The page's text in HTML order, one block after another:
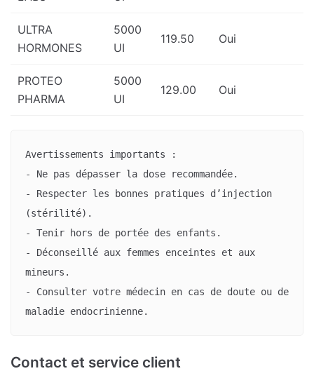
ULTRA
HORMONES
5000
UI
119.50 Oui
PROTEO
PHARMA
5000
UI
129.00 Oui
Avertissements importants :
- Ne pas dépasser la dose recommandée.
- Respecter les bonnes pratiques d’injection
(stérilité).
- Tenir hors de portée des enfants.
- Déconseillé aux femmes enceintes et aux
mineurs.
- Consulter votre médecin en cas de doute ou de
maladie endocrinienne.
Contact et service client